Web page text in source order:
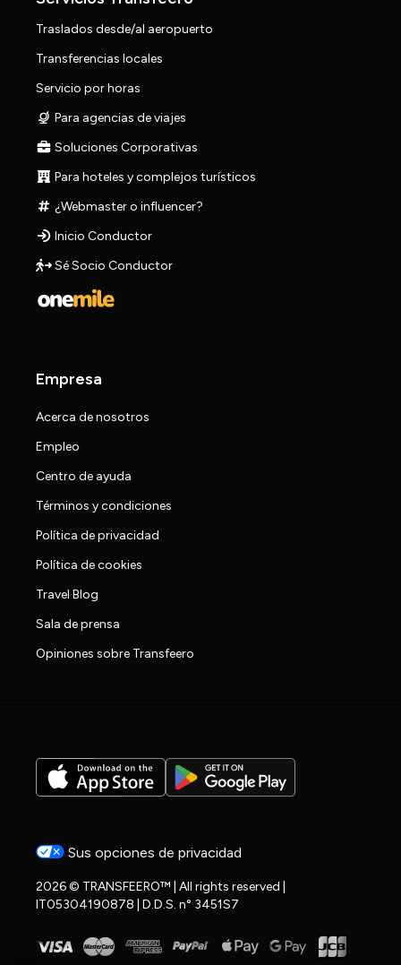
Traslados desde/al aeropuerto
Transferencias locales
Servicio por horas
Para agencias de viajes
Soluciones Corporativas
Para hoteles y complejos turísticos
¿Webmaster o influencer?
Inicio Conductor
Sé Socio Conductor
Empresa
Acerca de nosotros
Empleo
Centro de ayuda
Términos y condiciones
Política de privacidad
Política de cookies
Travel Blog
Sala de prensa
Opiniones sobre Transfeero
Sus opciones de privacidad
2026 © TRANSFEERO™ | All rights reserved |
IT05304190878 | D.D.S. n° 3451S7